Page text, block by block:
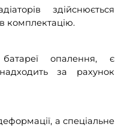
здійснюється
комплектацію.
опалення, є
за рахунок
а спеціальне